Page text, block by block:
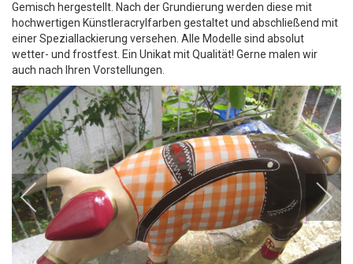
Gemisch hergestellt. Nach der Grundierung werden diese mit
hochwertigen Künstleracrylfarben gestaltet und abschließend mit
einer Speziallackierung versehen. Alle Modelle sind absolut
wetter- und frostfest. Ein Unikat mit Qualität! Gerne malen wir
auch nach Ihren Vorstellungen.